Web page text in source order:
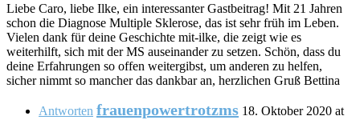
Liebe Caro, liebe Ilke, ein interessanter Gastbeitrag! Mit 21 Jahren
schon die Diagnose Multiple Sklerose, das ist sehr früh im Leben.
Vielen dank für deine Geschichte mit-ilke, die zeigt wie es
weiterhilft, sich mit der MS auseinander zu setzen. Schön, dass du
deine Erfahrungen so offen weitergibst, um anderen zu helfen,
sicher nimmt so mancher das dankbar an, herzlichen Gruß Bettina
Antworten frauenpowertrotzms 18. Oktober 2020 at